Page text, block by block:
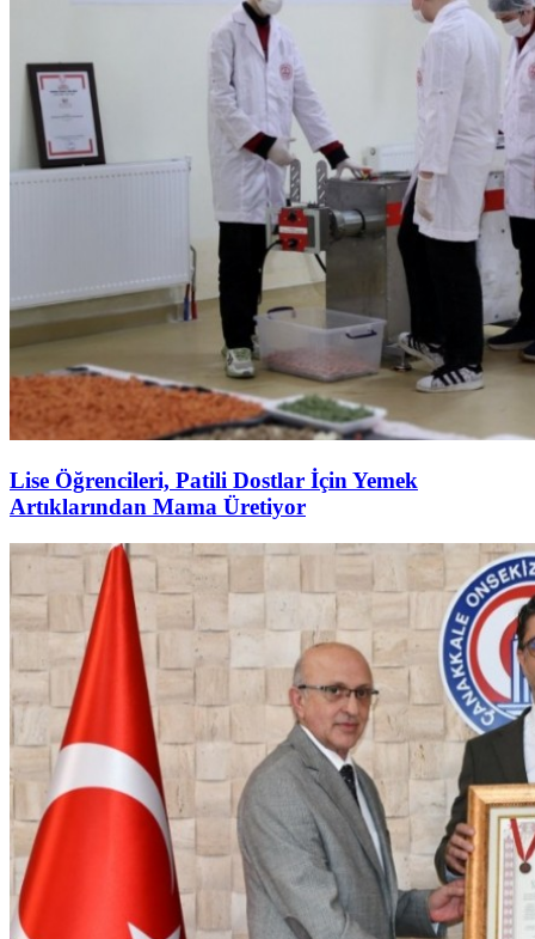
Lise Öğrencileri, Patili Dostlar İçin Yemek
Artıklarından Mama Üretiyor